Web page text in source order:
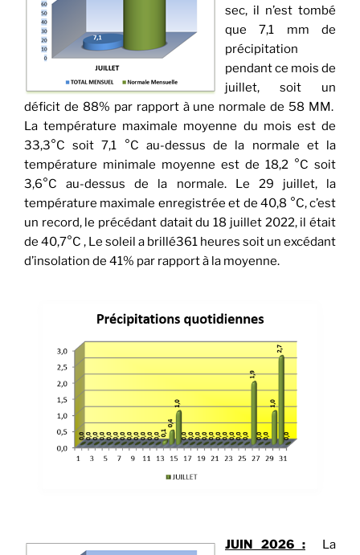
sec, il n’est tombé
que 7,1 mm de
précipitation
pendant ce mois de
juillet, soit un
déficit de 88% par rapport à une normale de 58 MM.
La température maximale moyenne du mois est de
33,3°C soit 7,1 °C au-dessus de la normale et la
température minimale moyenne est de 18,2 °C soit
3,6°C au-dessus de la normale. Le 29 juillet, la
température maximale enregistrée et de 40,8 °C, c’est
un record, le précédant datait du 18 juillet 2022, il était
de 40,7°C , Le soleil a brillé361 heures soit un excédant
d’insolation de 41% par rapport à la moyenne.
JUIN 2026 :
La